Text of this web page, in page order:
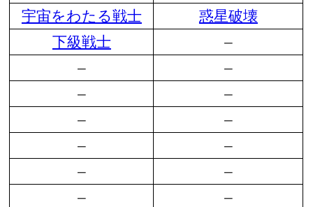
宇宙をわたる戦士
惑星破壊
下級戦士
–
–
–
–
–
–
–
–
–
–
–
–
–